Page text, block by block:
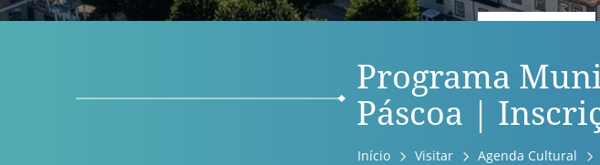
Programa
Páscoa |
Início Visitar Agenda Cultural